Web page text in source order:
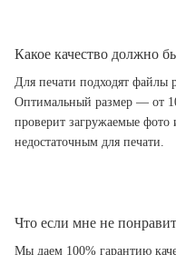
Какое качество должно
Для печати подходят файлы
Оптимальный размер — от
проверит загружаемые фото
недостаточным для печати.
Что если мне не
Мы даем 100% гарантию